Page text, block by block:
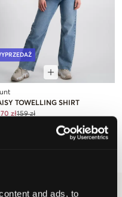
and ads, to
TOWELLING SHIRT
zł159 zł